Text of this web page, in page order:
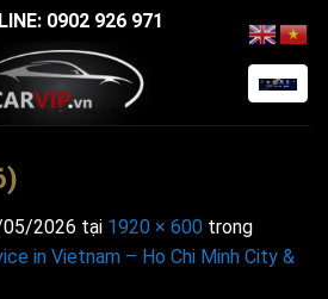
0902 926 971
2026 tại 1920 × 600 trong
in Vietnam – Ho Chi Minh City &